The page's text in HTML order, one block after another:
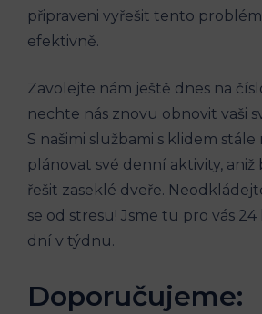
připraveni vyřešit tento
efektivně.
Zavolejte nám ještě dnes na
nechte nás znovu obnovit vaši
S našimi službami s klidem stále
plánovat své denní aktivity, aniž
řešit zaseklé dveře.
se od stresu! Jsme tu pro vás
dní v týdnu.
Doporučujeme: